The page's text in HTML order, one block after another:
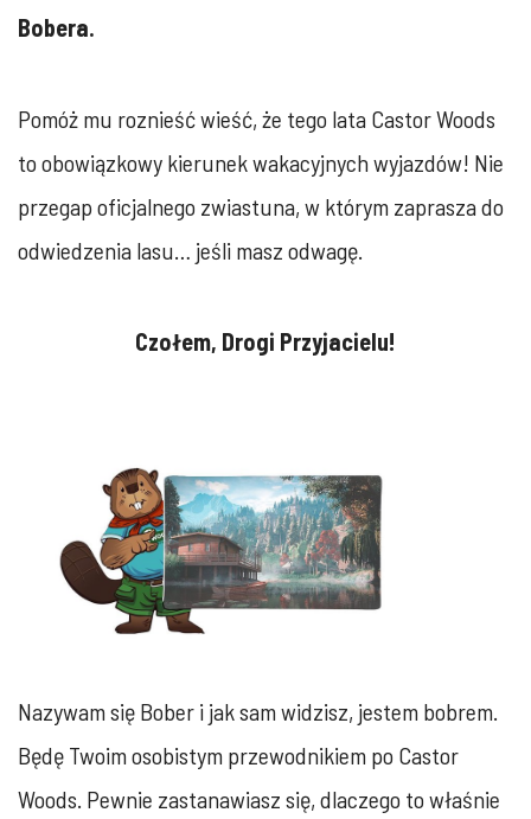
Bobera.
Pomóż mu roznieść wieść, że tego lata Castor Woods
to obowiązkowy kierunek wakacyjnych wyjazdów! Nie
przegap oficjalnego zwiastuna, w którym zaprasza do
odwiedzenia lasu… jeśli masz odwagę.
Czołem, Drogi Przyjacielu!
Nazywam się Bober i jak sam widzisz, jestem bobrem.
Będę Twoim osobistym przewodnikiem po Castor
Woods. Pewnie zastanawiasz się, dlaczego to właśnie